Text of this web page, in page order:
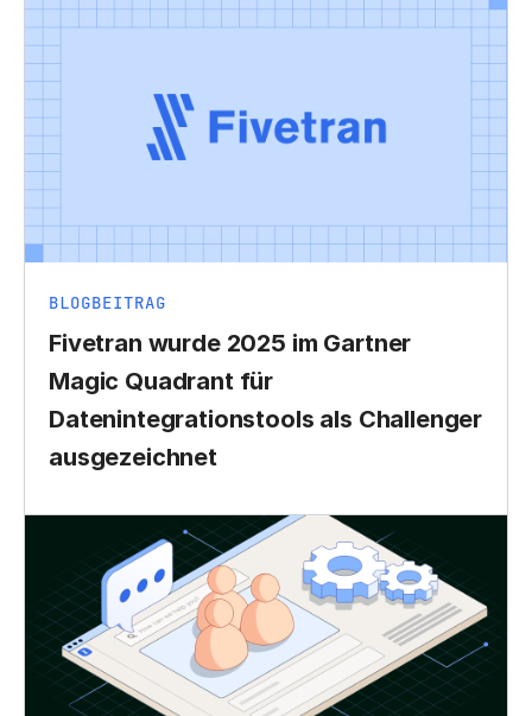
BLOGBEITRAG
Fivetran wurde 2025 im Gartner
Magic Quadrant für
Datenintegrationstools als Challenger
ausgezeichnet